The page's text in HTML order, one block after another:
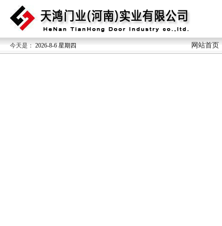
今天是： 2026-8-6 星期四 网站首页